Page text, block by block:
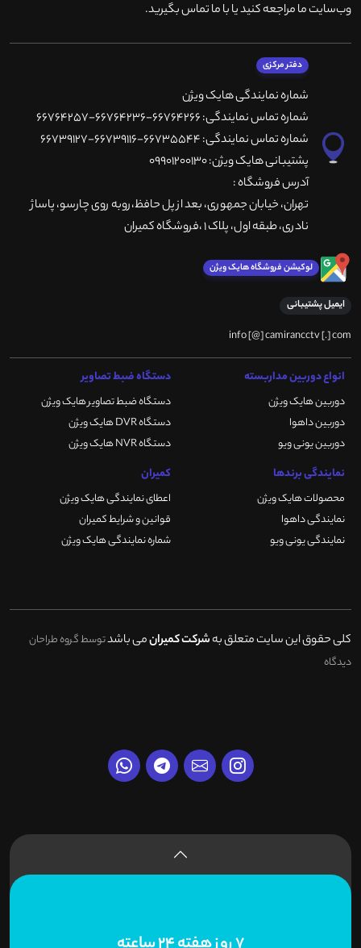
وب‌سایت ما مراجعه کنید یا با ما تماس بگیرید.
دفتر مرکزی
شماره نمایندگی هایک ویژن
شماره تماس نمایندگی: 66764266-66764236-66764257
شماره تماس نمایندگی: 66735544-66739116-66739127
پشتیبانی هایک ویژن: 09901200130
آدرس فروشگاه :
تهران، خيابان جمهوری، بعد از پل حافظ،روبه روی چارسو، پاساژ
نادری، طبقه اول، پلاک 1 ،فروشگاه کمیران
لوکیشن فروشگاه هایک ویژن
ایمیل پشتیبانی
info [@] camirancctv [.] com
انواع دوربین مداربسته
دوربین هایک ویژن
دوربین داهوا
دوربین یونی ویو
دستگاه ضبط تصاویر
دستگاه ضبط تصاویر هایک ویژن
دستگاه DVR هایک ویژن
دستگاه NVR هایک ویژن
نمایندگی برندها
محصولات هایک ویژن
نمایندگی داهوا
نمایندگی یونی ویو
کمیران
اعطای نمایندگی هایک ویژن
قوانین و شرایط کمیران
شماره نمایندگی هایک ویژن
کلی حقوق این سایت متعلق بهشرکت کمیرانمی باشدتوسط گروه طراحان
دیدگاه